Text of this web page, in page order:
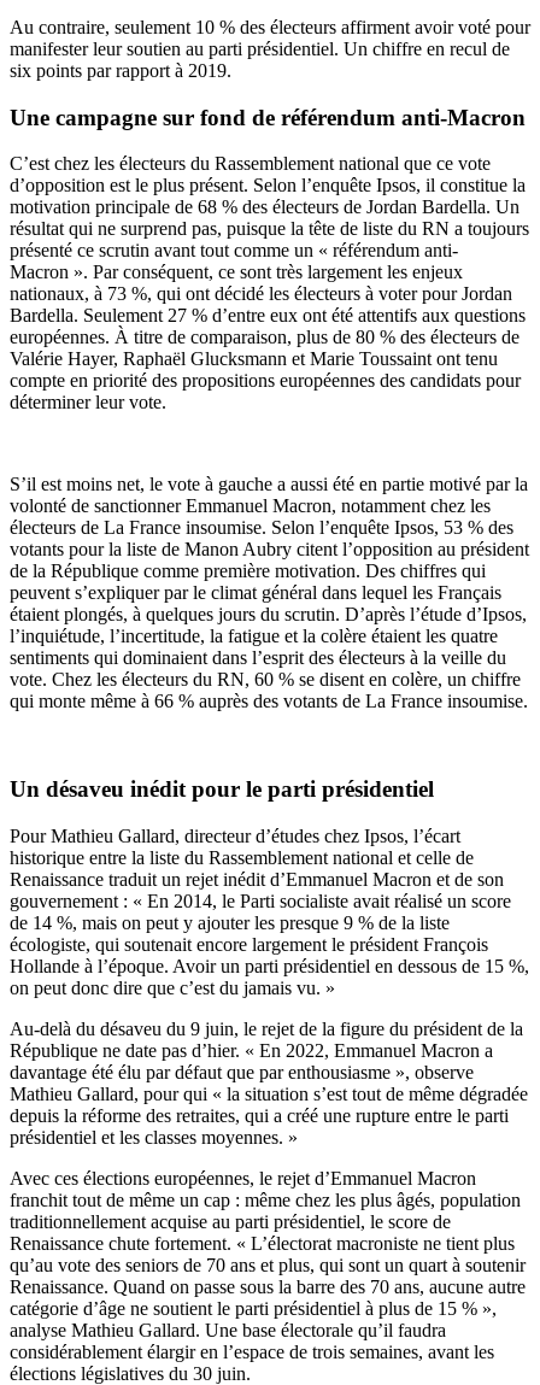
Au contraire, seulement 10 % des électeurs affirment avoir voté pour
manifester leur soutien au parti présidentiel. Un chiffre en recul de
six points par rapport à 2019.
Une campagne sur fond de référendum anti-Macron
C’est chez les électeurs du Rassemblement national que ce vote
d’opposition est le plus présent. Selon l’enquête Ipsos, il constitue la
motivation principale de 68 % des électeurs de Jordan Bardella. Un
résultat qui ne surprend pas, puisque la tête de liste du RN a toujours
présenté ce scrutin avant tout comme un « référendum anti-
Macron ». Par conséquent, ce sont très largement les enjeux
nationaux, à 73 %, qui ont décidé les électeurs à voter pour Jordan
Bardella. Seulement 27 % d’entre eux ont été attentifs aux questions
européennes. À titre de comparaison, plus de 80 % des électeurs de
Valérie Hayer, Raphaël Glucksmann et Marie Toussaint ont tenu
compte en priorité des propositions européennes des candidats pour
déterminer leur vote.
S’il est moins net, le vote à gauche a aussi été en partie motivé par la
volonté de sanctionner Emmanuel Macron, notamment chez les
électeurs de La France insoumise. Selon l’enquête Ipsos, 53 % des
votants pour la liste de Manon Aubry citent l’opposition au président
de la République comme première motivation. Des chiffres qui
peuvent s’expliquer par le climat général dans lequel les Français
étaient plongés, à quelques jours du scrutin. D’après l’étude d’Ipsos,
l’inquiétude, l’incertitude, la fatigue et la colère étaient les quatre
sentiments qui dominaient dans l’esprit des électeurs à la veille du
vote. Chez les électeurs du RN, 60 % se disent en colère, un chiffre
qui monte même à 66 % auprès des votants de La France insoumise.
Un désaveu inédit pour le parti présidentiel
Pour Mathieu Gallard, directeur d’études chez Ipsos, l’écart
historique entre la liste du Rassemblement national et celle de
Renaissance traduit un rejet inédit d’Emmanuel Macron et de son
gouvernement : « En 2014, le Parti socialiste avait réalisé un score
de 14 %, mais on peut y ajouter les presque 9 % de la liste
écologiste, qui soutenait encore largement le président François
Hollande à l’époque. Avoir un parti présidentiel en dessous de 15 %,
on peut donc dire que c’est du jamais vu. »
Au-delà du désaveu du 9 juin, le rejet de la figure du président de la
République ne date pas d’hier. « En 2022, Emmanuel Macron a
davantage été élu par défaut que par enthousiasme », observe
Mathieu Gallard, pour qui « la situation s’est tout de même dégradée
depuis la réforme des retraites, qui a créé une rupture entre le parti
présidentiel et les classes moyennes. »
Avec ces élections européennes, le rejet d’Emmanuel Macron
franchit tout de même un cap : même chez les plus âgés, population
traditionnellement acquise au parti présidentiel, le score de
Renaissance chute fortement. « L’électorat macroniste ne tient plus
qu’au vote des seniors de 70 ans et plus, qui sont un quart à soutenir
Renaissance. Quand on passe sous la barre des 70 ans, aucune autre
catégorie d’âge ne soutient le parti présidentiel à plus de 15 % »,
analyse Mathieu Gallard. Une base électorale qu’il faudra
considérablement élargir en l’espace de trois semaines, avant les
élections législatives du 30 juin.